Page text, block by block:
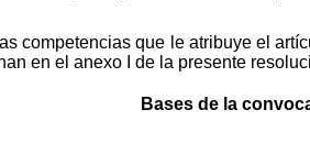
competencias que le atribuye el
en el anexo I de la presente
Bases de la